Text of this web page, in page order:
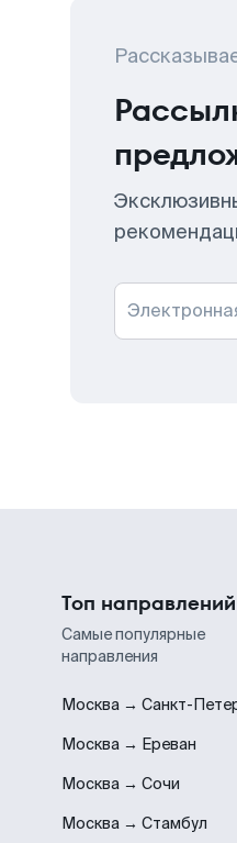
Топ направлений
Самые популярные
направления
Москва → Санкт-
Москва → Ереван
Москва → Сочи
Москва → Стамбул